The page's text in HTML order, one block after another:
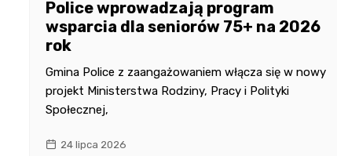
Police wprowadzają program
wsparcia dla seniorów 75+ na 2026
rok
Gmina Police z zaangażowaniem włącza się w nowy
projekt Ministerstwa Rodziny, Pracy i Polityki
Społecznej,
24 lipca 2026